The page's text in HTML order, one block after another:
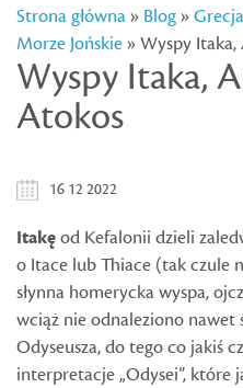
Strona główna» Blog»
Morze Jońskie» Wyspy
Wyspy Itaka,
Atokos
16 12 2022
Itakęod Kefalonii dzieli
o Itace lub Thiace (tak czule
słynna homerycka wyspa,
wciąż nie odnaleziono nawet
Odyseusza, do tego co jakiś
interpretacje „Odysei”, które